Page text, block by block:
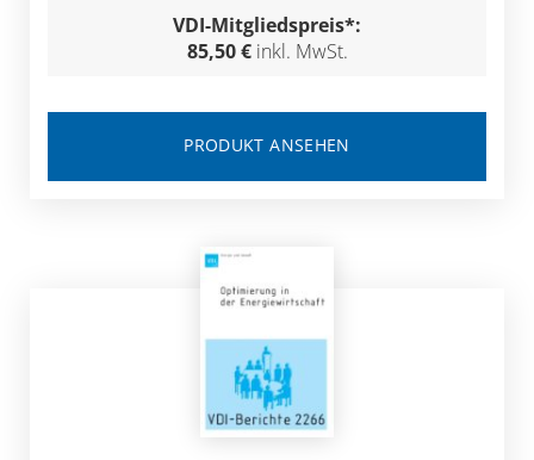
VDI-Mitgliedspreis*:
85,50 € inkl. MwSt.
PRODUKT ANSEHEN